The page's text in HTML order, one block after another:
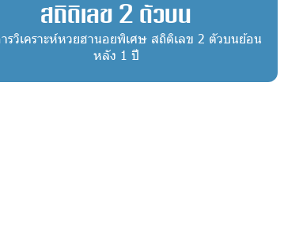
สถิติเลข 2 ตัวบน
รวิเคราะห์หวยฮานอยพิเศษ สถิติเลข 2 ตัวบนย้อน
หลัง 1 ปี